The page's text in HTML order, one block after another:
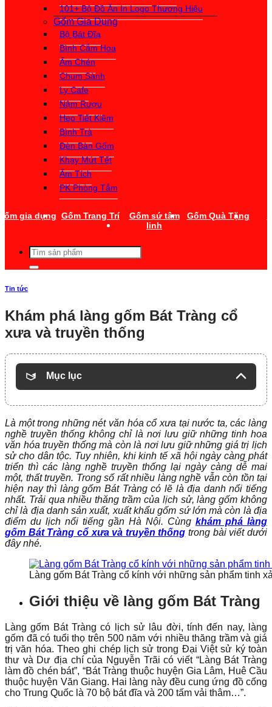
101+ Bộ Đồ Ăn In Logo Thương Hiệu
Gốm Gia Dụng
Bộ Bát Đĩa
Bình Cắm Hoa
Ấm Chén
Chum Sành
Ly Cafe
Nậm Rượu
Heo Tiết Kiệm
Bình Trà
Đèn Bàn Gốm
Khay Mứt Tết
Ấm Tích
PK Phòng Tắm
gia dụng Gốm Trang Trí
Gốm sứ tâm
linh
Gốm Quà Tặng
Tìm
kiếm:
Tin tức
Khám phá làng gốm Bát Tràng cổ
xưa và truyền thống
Mục lục
Là một trong những nét văn hóa cổ xưa tại nước ta, các làng
nghề truyền thống không chỉ là nơi lưu giữ những tinh hoa
văn hóa truyền thống mà còn là nơi lưu giữ những giá trị lịch
sử cho dân tộc. Tuy nhiên, khi kinh tế xã hội ngày càng phát
triển thì các làng nghề truyền thống lại ngày càng dễ mai
một, thất truyền. Trong số rất nhiều làng nghề vẫn còn tồn tại
hiện nay thì làng gốm Bát Tràng có lẽ là địa danh nổi tiếng
nhất. Trải qua nhiều thăng trầm của lịch sử, làng gốm không
chỉ là địa danh sản xuất, xuất khẩu gốm sứ lớn mà còn là địa
điểm du lịch nổi tiếng gần Hà Nội. Cùng khám phá làng
gốm Bát Tràng cổ xưa và truyền thống trong bài viết dưới
đây nhé.
Làng gốm Bát Tràng cổ kính với những sản phẩm tinh
Giới thiệu về làng gốm Bát Tràng
Làng gốm Bát Tràng có lịch sử lâu đời, tính đến nay, làng
gốm đã có tuổi thọ trên 500 năm với nhiều thăng trầm và giá
trị văn hóa. Theo ghi chép lịch sử trong Đại Việt sử ký toàn
thư và Dư địa chí của Nguyễn Trãi có viết “Làng Bát Tràng
làm đồ chén bát”, “Bát Tràng thuộc huyện Gia Lâm, Huê Cầu
thuộc huyện Văn Giang. Hai làng này đều cung ứng đồ cống
cho Trung Quốc là 70 bộ bát đĩa và 200 tấm vải thâm…”.